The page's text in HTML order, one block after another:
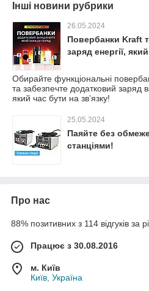
Інші новини рубрики
26.05.2024
Повербанки Kraft
заряд енергії,
Обирайте функціональні
та забезпечте додатковий заряд
який час бути на звʼязку!
25.05.2024
Паяйте без
станціями!
Про нас
88% позитивних з 114 відгуків за
Працює з 30.08.2016
м. Київ
Київ, Україна